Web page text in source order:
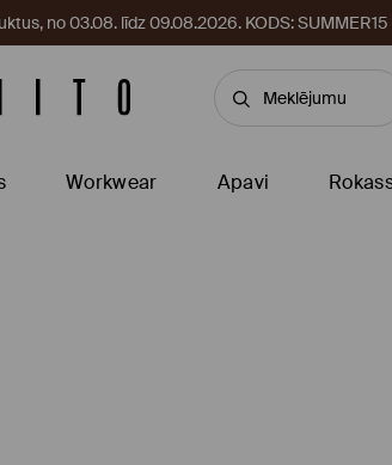
no 03.08. līdz 09.08.2026. KODS: SUMMER15
Workwear Apavi